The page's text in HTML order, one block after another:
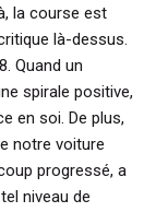
la course est
là-dessus.
Quand un
spirale positive,
en soi. De plus,
notre voiture
progressé, a
niveau de